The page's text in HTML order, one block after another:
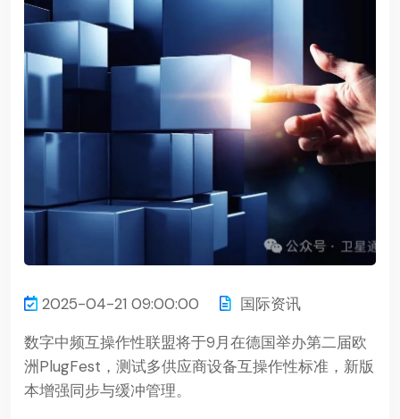
2025-04-21 09:00:00
国际资讯
数字中频互操作性联盟将于9月在德国举办第二届欧
洲PlugFest，测试多供应商设备互操作性标准，新版
本增强同步与缓冲管理。